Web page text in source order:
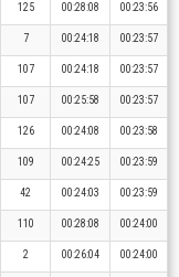
125 00:28:08 00:23:56
7 00:24:18 00:23:57
107 00:24:18 00:23:57
107 00:25:58 00:23:57
126 00:24:08 00:23:58
109 00:24:25 00:23:59
42 00:24:03 00:23:59
110 00:28:08 00:24:00
2 00:26:04 00:24:00